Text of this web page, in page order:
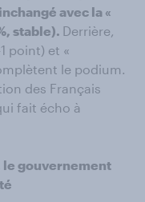
avec la «
stable). Derrière,
point) et «
le podium.
des Français
fait écho à
le gouvernement